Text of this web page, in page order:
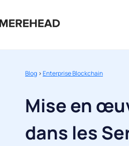
Blog >Enterprise Blockchain
Mise en
dans les